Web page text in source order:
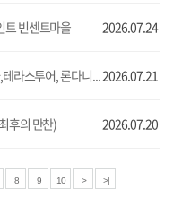
트 빈센트마을 2026.07.24
라스투어, 론다니...2026.07.21
후의 만찬) 2026.07.20
8 9 10 > >|